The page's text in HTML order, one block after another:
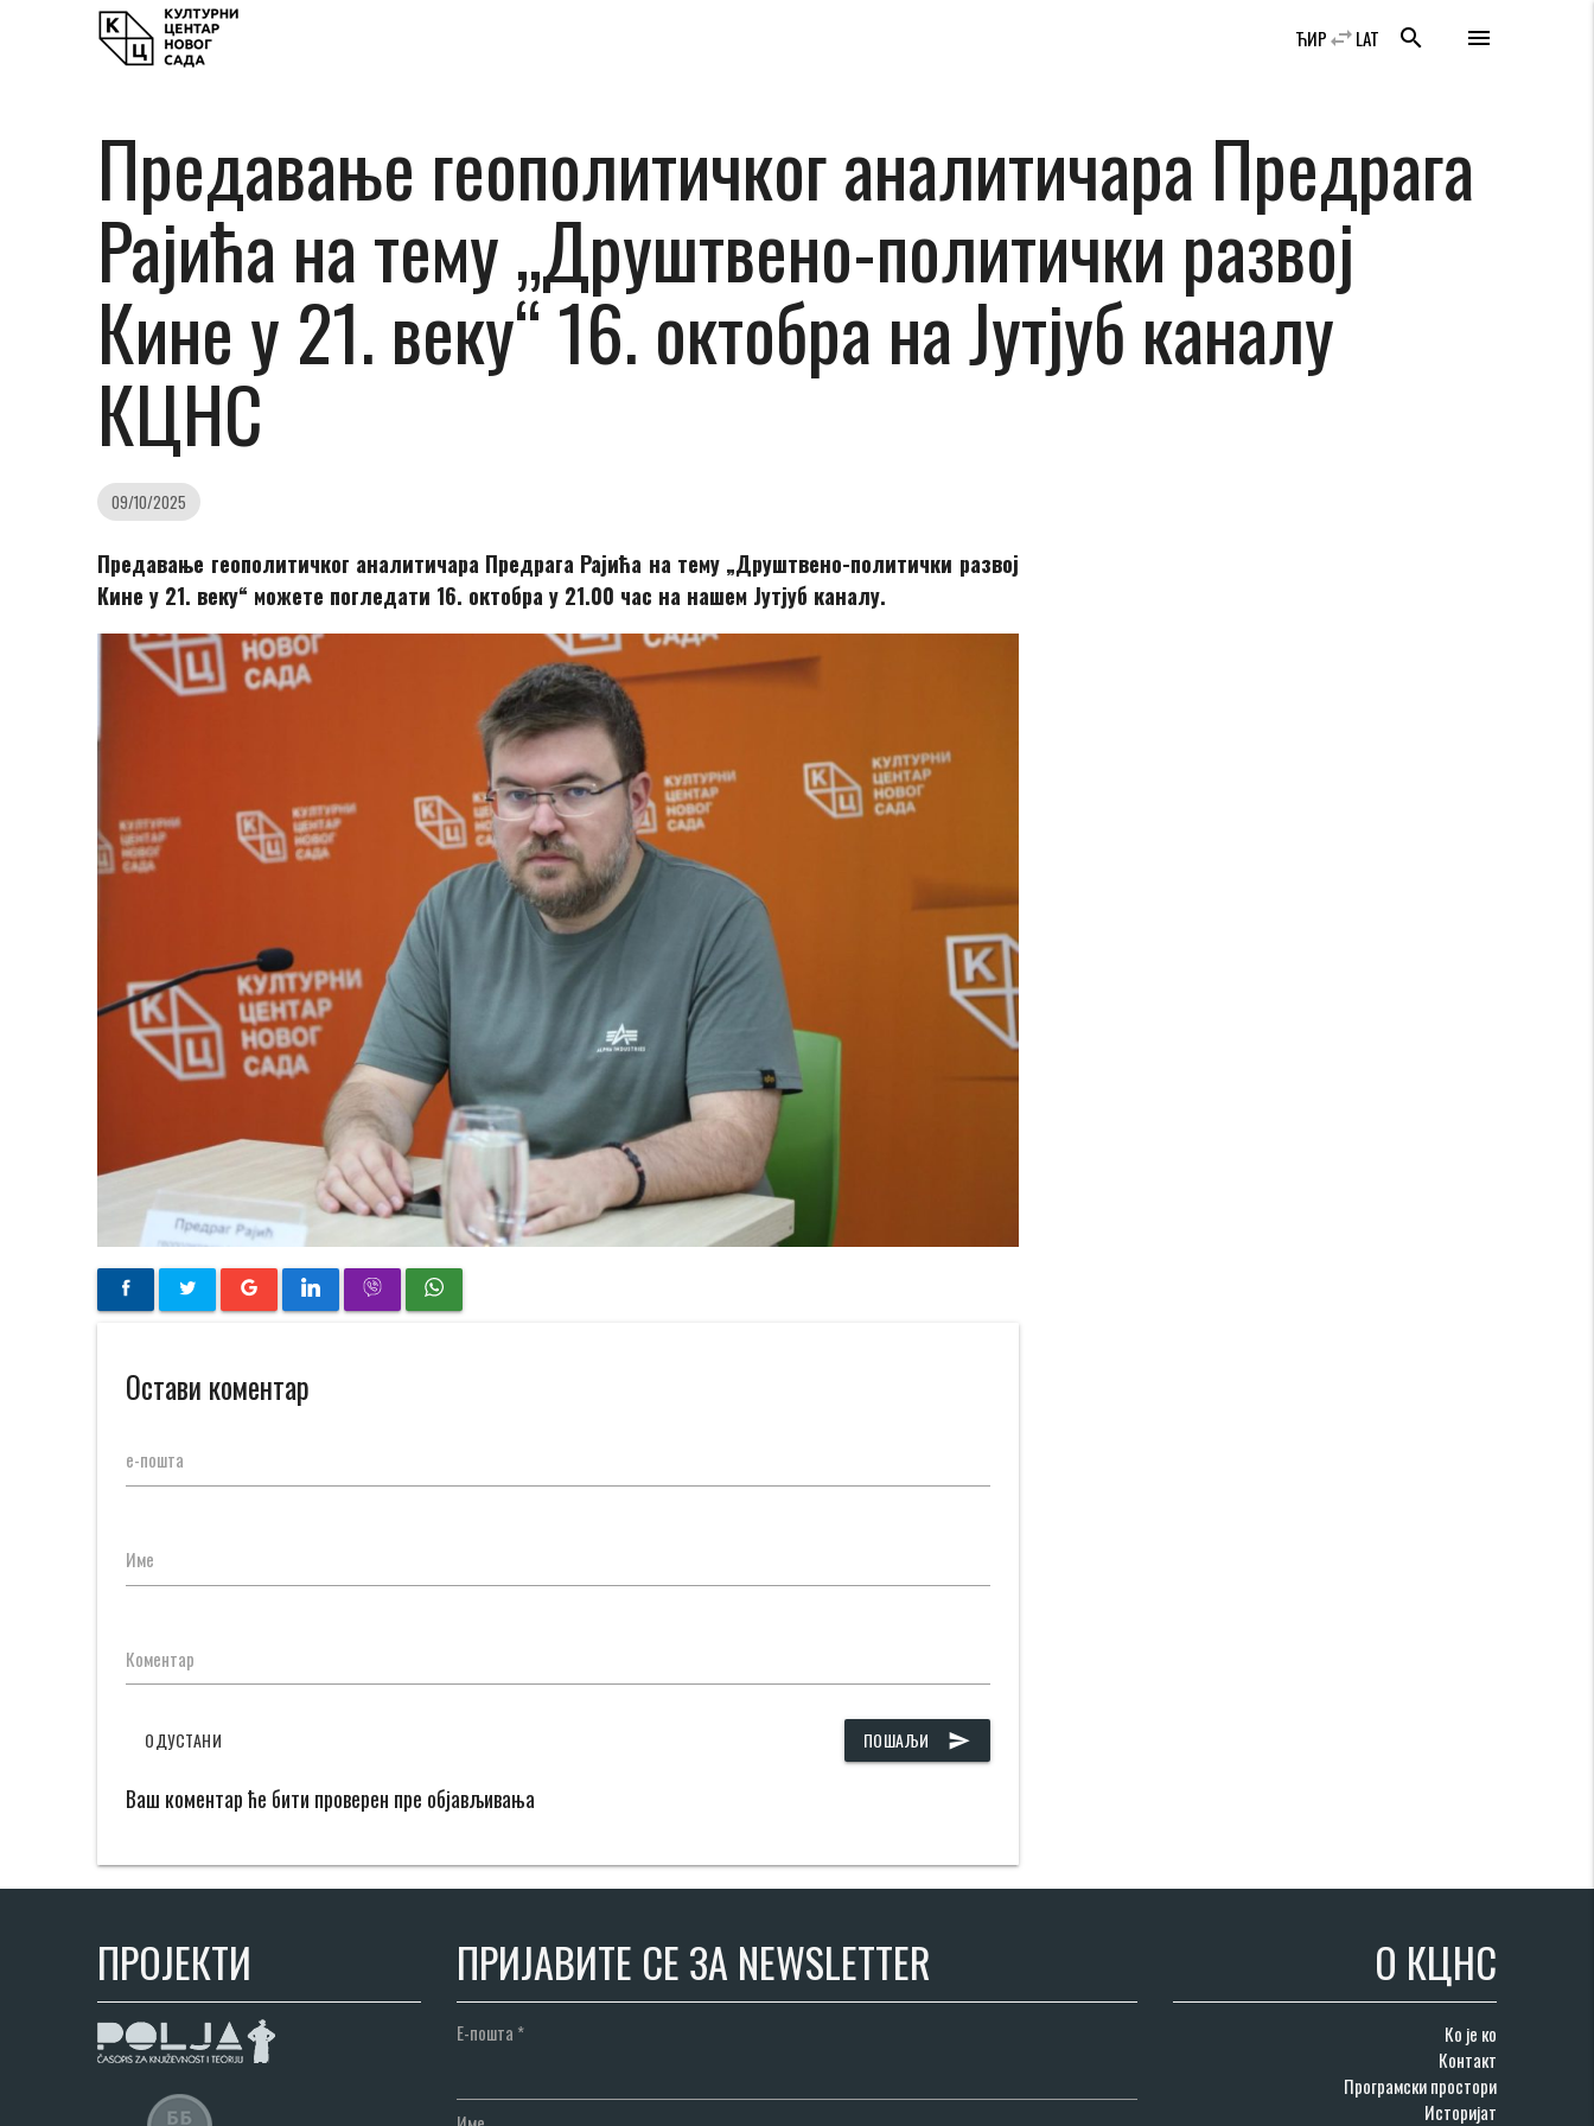
menu
search
LAT
swap_horiz
ЋИР
Предавање геополитичког аналитичара Предрага
Рајића на тему „Друштвено-политички развој
Кине у 21. веку“ 16. октобра на Јутјуб каналу
КЦНС
09/10/2025
Предавање геополитичког аналитичара Предрага Рајића на тему „Друштвено-политички развој
Кине у 21. веку“ можете погледати 16. октобра у 21.00 час на нашем Јутјуб каналу.
Остави коментар
е-пошта
Име
Коментар
ПОШАЉИ send
ОДУСТАНИ
Ваш коментар ће бити проверен пре објављивања
ПРОЈЕКТИ ПРИЈАВИТЕ СЕ ЗА NEWSLETTER
Е-пошта *
О КЦНС
Ко је ко
Контакт
Програмски простори
Историјат